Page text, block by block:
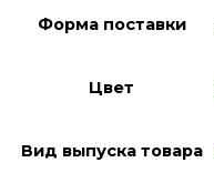
Форма поставки
Цвет
Вид выпуска товара